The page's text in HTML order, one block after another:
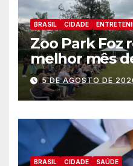
BRASIL CIDADE
Zoo Park Foz
melhor mês
inauguração
5 DE AGOSTO DE
BRASIL CIDADE SAÚDE